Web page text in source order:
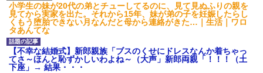
百年の恋12-899 食べた量を
張り合ってくる
【悲報】佐藤輝明・・・２軍
でも盛大にやらかす←あまり悲
しませないでくれ
小学生の妹が20代の弟とチューしてるのに、見て見ぬふりの親を
見てから実家を出た。それから15年、妹が弟の子を妊娠したらし
くもう堕胎できない月なんだと母から連絡がきた…｜生活｜ワロ
タあんてな
【不幸な結婚式】新郎親族「ブスのくせにドレスなんか着ちゃっ
てさ～ほんと恥ずかしいわよね～（大声」新郎両親「！！！（土
下座」→ 結果・・・